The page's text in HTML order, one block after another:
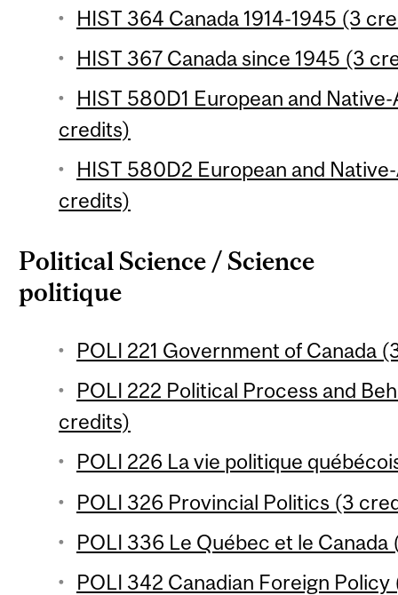
HIST 364 Canada 1914-1945 (3
HIST 367 Canada since 1945 (3
HIST 580D1 European and
credits)
HIST 580D2 European and
credits)
Political Science / Science
politique
POLI 221 Government of Canada
POLI 222 Political Process and
credits)
POLI 226 La vie politique
POLI 326 Provincial Politics (3
POLI 336 Le Québec et le
POLI 342 Canadian Foreign